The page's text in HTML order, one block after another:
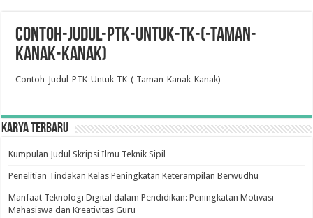
Contoh-Judul-PTK-Untuk-TK-(-Taman-
Kanak-Kanak)
Contoh-Judul-PTK-Untuk-TK-(-Taman-Kanak-Kanak)
Karya Terbaru
Kumpulan Judul Skripsi Ilmu Teknik Sipil
Penelitian Tindakan Kelas Peningkatan Keterampilan Berwudhu
Manfaat Teknologi Digital dalam Pendidikan: Peningkatan Motivasi
Mahasiswa dan Kreativitas Guru